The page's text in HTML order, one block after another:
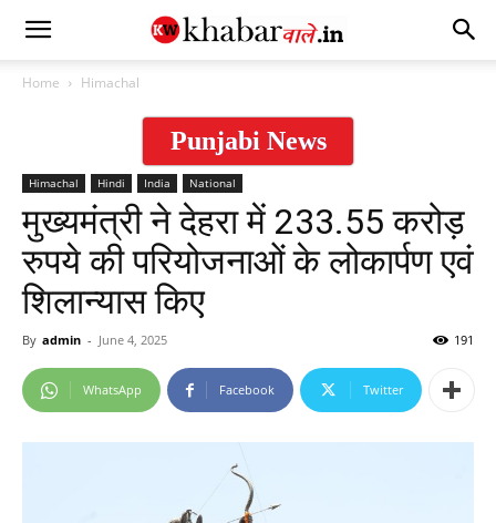
Home Himachal
Punjabi News
Himachal Hindi India National
मुख्यमंत्री ने देहरा में 233.55 करोड़
रुपये की परियोजनाओं के लोकार्पण एवं
शिलान्यास किए
By admin - June 4, 2025 191
WhatsApp Facebook Twitter